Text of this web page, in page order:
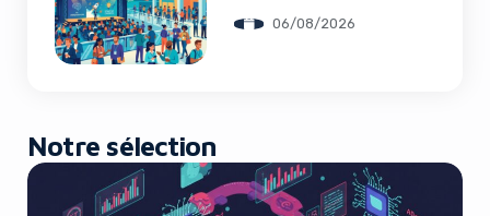
06/08/2026
Notre sélection